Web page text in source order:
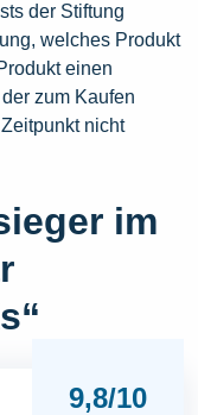
der Stiftung
welches Produkt
einen
zum Kaufen
nicht
im
9,8/10